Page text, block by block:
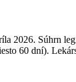
2026. Súhrn
60 dní).